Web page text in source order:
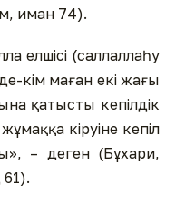
иман 74).
елшісі (саллаллаһу
кім маған екі жағы
қатысты кепілдік
кіруіне кепіл
– деген (Бұхари,